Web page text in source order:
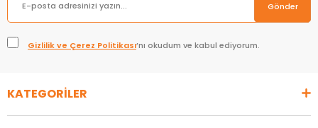
Gönder
Gizlilik ve Çerez Politikası’nı okudum ve kabul ediyorum.
KATEGORİLER